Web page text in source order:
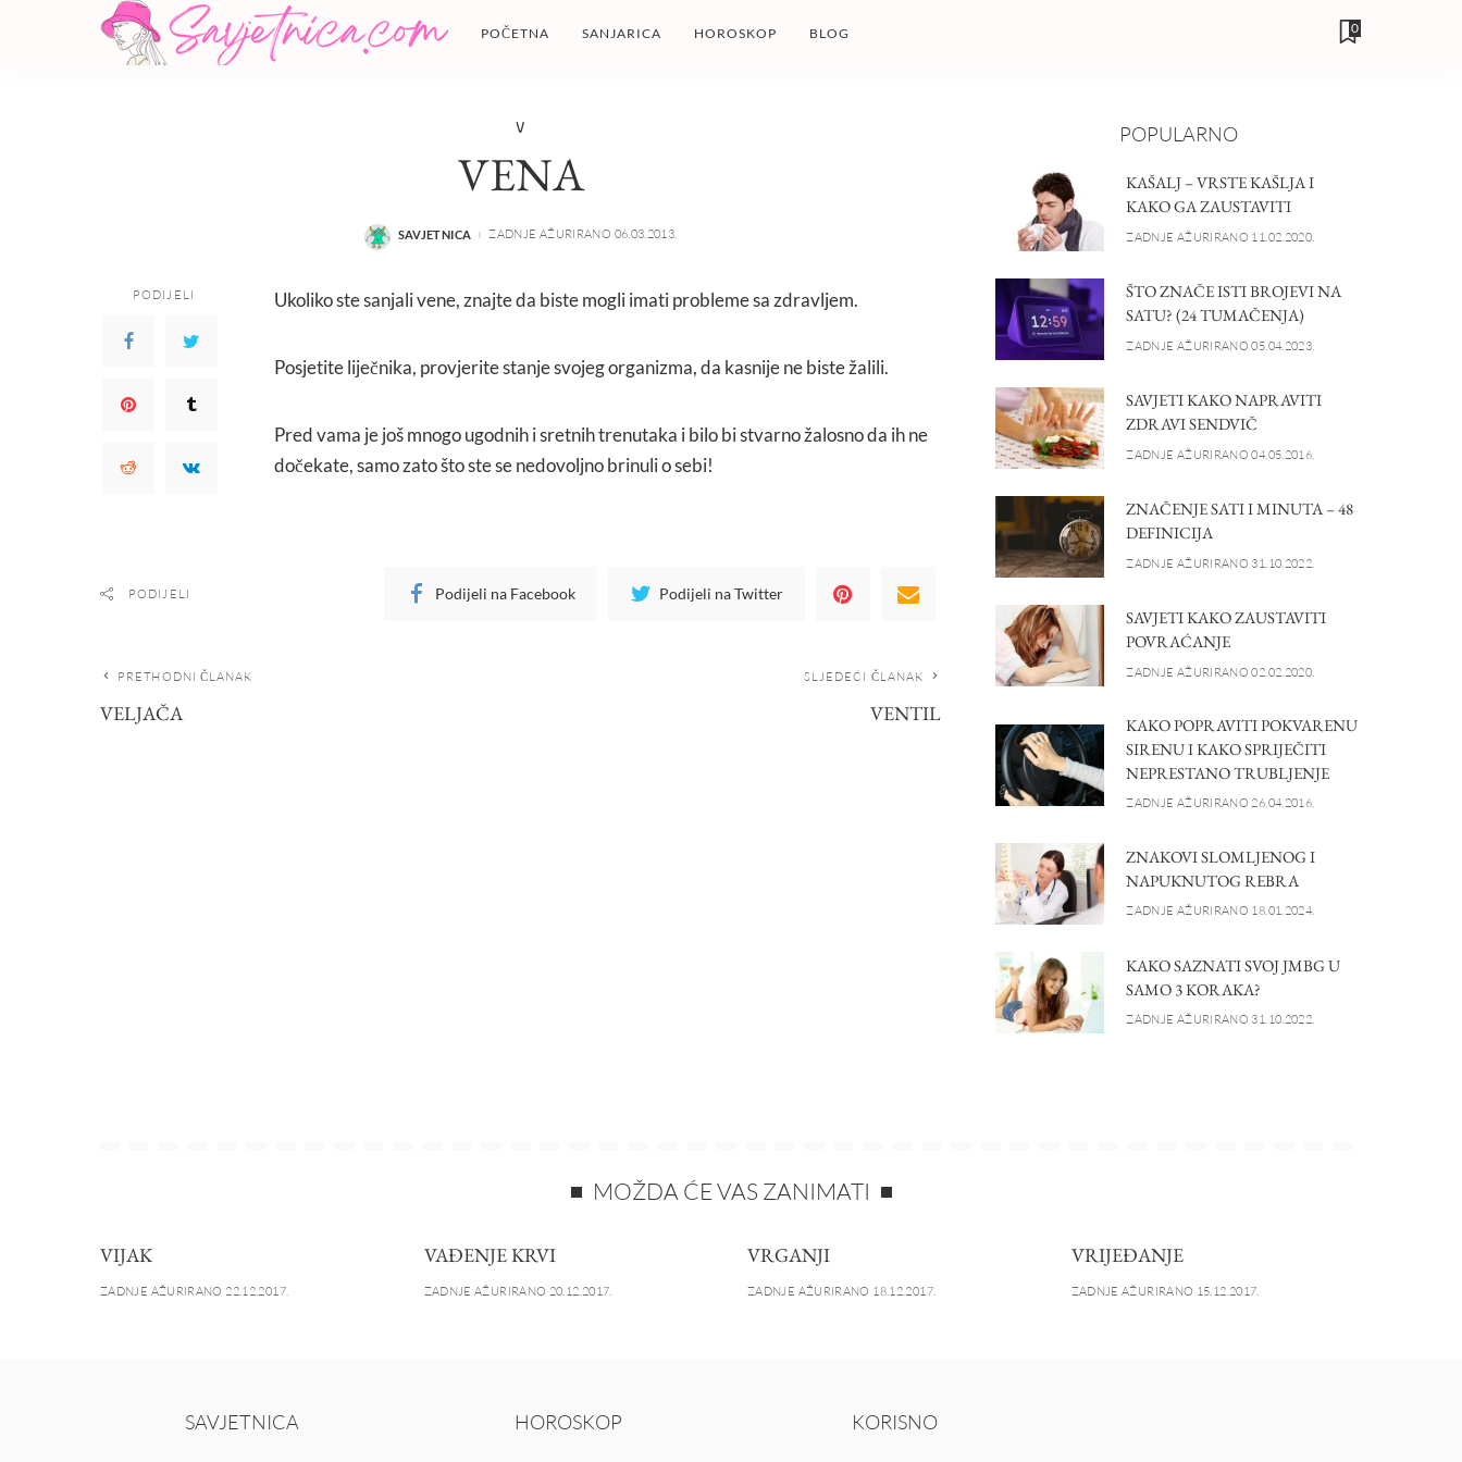
POČETNA SANJARICA HOROSKOP BLOG 0
V
VENA
POSTED
SAVJETNICA ZADNJE AŽURIRANO 06.03.2013.
PODIJELI Ukoliko ste sanjali vene, znajte da biste mogli imati probleme sa zdravljem.
Posjetite liječnika, provjerite stanje svojeg organizma, da kasnije ne biste žalili.
Pred vama je još mnogo ugodnih i sretnih trenutaka i bilo bi stvarno žalosno da ih ne
dočekate, samo zato što ste se nedovoljno brinuli o sebi!
PODIJELI Podijeli na Facebook Podijeli na Twitter
PRETHODNI ČLANAK
VELJAČA
SLJEDEĆI ČLANAK
VENTIL
POPULARNO
KAŠALJ – VRSTE KAŠLJA I
KAKO GA ZAUSTAVITI
ZADNJE AŽURIRANO 11.02.2020.
ŠTO ZNAČE ISTI BROJEVI NA
SATU? (24 TUMAČENJA)
ZADNJE AŽURIRANO 05.04.2023.
SAVJETI KAKO NAPRAVITI
ZDRAVI SENDVIČ
ZADNJE AŽURIRANO 04.05.2016.
ZNAČENJE SATI I MINUTA – 48
DEFINICIJA
ZADNJE AŽURIRANO 31.10.2022.
SAVJETI KAKO ZAUSTAVITI
POVRAĆANJE
ZADNJE AŽURIRANO 02.02.2020.
KAKO POPRAVITI POKVARENU
SIRENU I KAKO SPRIJEČITI
NEPRESTANO TRUBLJENJE
ZADNJE AŽURIRANO 26.04.2016.
ZNAKOVI SLOMLJENOG I
NAPUKNUTOG REBRA
ZADNJE AŽURIRANO 18.01.2024.
KAKO SAZNATI SVOJ JMBG U
SAMO 3 KORAKA?
ZADNJE AŽURIRANO 31.10.2022.
MOŽDA ĆE VAS ZANIMATI
VIJAK
ZADNJE AŽURIRANO 22.12.2017.
VAĐENJE KRVI
ZADNJE AŽURIRANO 20.12.2017.
VRGANJI
ZADNJE AŽURIRANO 18.12.2017.
VRIJEĐANJE
ZADNJE AŽURIRANO 15.12.2017.
SAVJETNICA HOROSKOP KORISNO